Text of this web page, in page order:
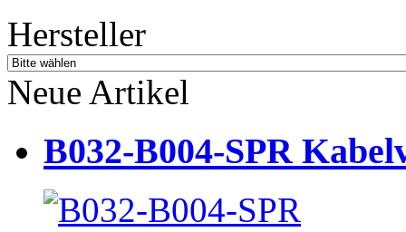
Hersteller
Neue Artikel
B032-B004-SPR